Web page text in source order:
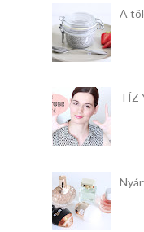
A
TÍZ